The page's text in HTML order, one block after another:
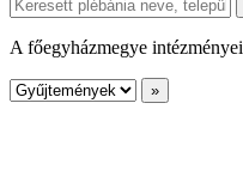
A főegyházmegye intézményei